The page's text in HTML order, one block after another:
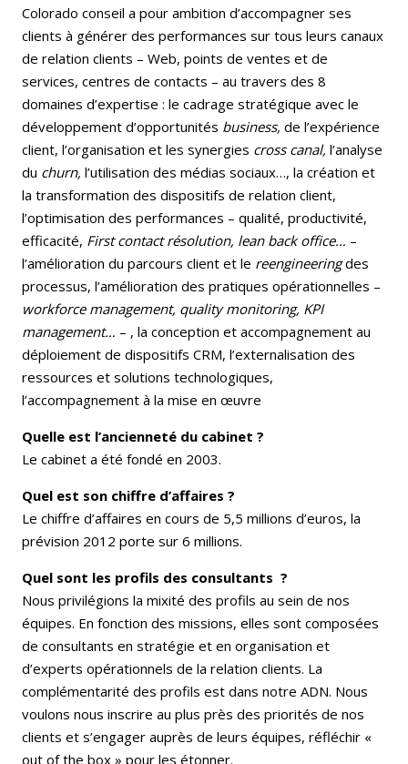
Colorado conseil a pour ambition d’accompagner ses
clients à générer des performances sur tous leurs canaux
de relation clients – Web, points de ventes et de
services, centres de contacts – au travers des 8
domaines d’expertise : le cadrage stratégique avec le
développement d’opportunités business, de l’expérience
client, l’organisation et les synergies cross canal, l’analyse
du churn, l’utilisation des médias sociaux…, la création et
la transformation des dispositifs de relation client,
l’optimisation des performances – qualité, productivité,
efficacité, First contact résolution, lean back office… –
l’amélioration du parcours client et le reengineeringdes
processus, l’amélioration des pratiques opérationnelles –
workforce management, quality monitoring, KPI
management… – , la conception et accompagnement au
déploiement de dispositifs CRM, l’externalisation des
ressources et solutions technologiques,
l’accompagnement à la mise en œuvre
Quelle est l’ancienneté du cabinet ?
Le cabinet a été fondé en 2003.
Quel est son chiffre d’affaires ?
Le chiffre d’affaires en cours de 5,5 millions d’euros, la
prévision 2012 porte sur 6 millions.
Quel sont les profils des consultants ?
Nous privilégions la mixité des profils au sein de nos
équipes. En fonction des missions, elles sont composées
de consultants en stratégie et en organisation et
d’experts opérationnels de la relation clients. La
complémentarité des profils est dans notre ADN. Nous
voulons nous inscrire au plus près des priorités de nos
clients et s’engager auprès de leurs équipes, réfléchir «
out of the box » pour les étonner.